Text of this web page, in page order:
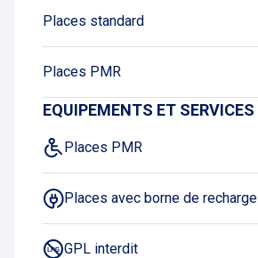
Places standard
Places PMR
EQUIPEMENTS ET SERVICES
Places PMR
Places avec borne de recharge
GPL interdit